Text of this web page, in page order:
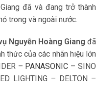
đã và đang trở thành
trong và ngoài nước.
Nguyễn Hoàng Giang đã
thức của các nhãn hiệu lớn
– PANASONIC – SINO
LIGHTING – DELTON –